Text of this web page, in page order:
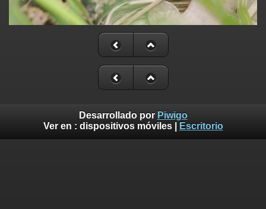
Desarrollado por Piwigo
Ver en : dispositivos móviles| Escritorio